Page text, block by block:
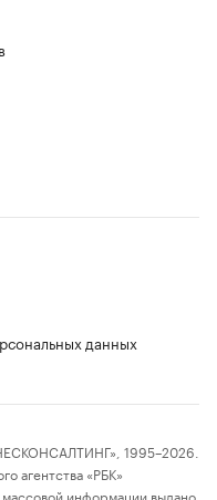
клон китайской
Сборка